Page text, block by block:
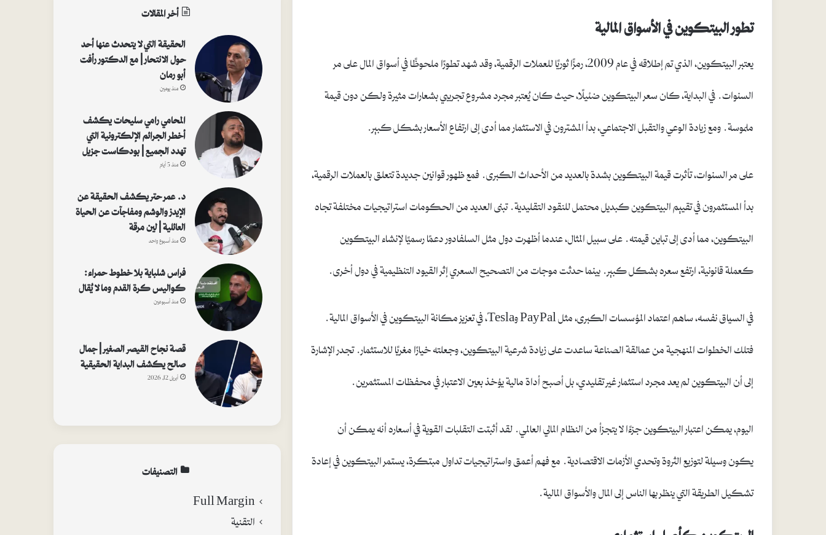
تطور البيتكوين في الأسواق المالية
يعتبر البيتكوين، الذي تم إطلاقه في عام 2009، رمزًا ثوريًا للعملات الرقمية، وقد شهد تطورًا ملحوظًا في أسواق المال على مر
السنوات. في البداية، كان سعر البيتكوين ضئيلًا، حيث كان يُعتبر مجرد مشروع تجريبي بشعارات مثيرة ولكن دون قيمة
ملموسة. ومع زيادة الوعي والتقبل الاجتماعي، بدأ المشترون في الاستثمار مما أدى إلى ارتفاع الأسعار بشكل كبير.
على مر السنوات، تأثرت قيمة البيتكوين بشدة بالعديد من الأحداث الكبرى. فمع ظهور قوانين جديدة تتعلق بالعملات الرقمية،
بدأ المستثمرون في تقييم البيتكوين كبديل محتمل للنقود التقليدية. تبنى العديد من الحكومات استراتيجيات مختلفة تجاه
البيتكوين، مما أدى إلى تباين قيمته. على سبيل المثال، عندما أظهرت دول مثل السلفادور دعمًا رسميًا لإنشاء البيتكوين
كعملة قانونية، ارتفع سعره بشكل كبير. بينما حدثت موجات من التصحيح السعري إثر القيود التنظيمية في دول أخرى.
في السياق نفسه، ساهم اعتماد المؤسسات الكبرى، مثل PayPal وTesla، في تعزيز مكانة البيتكوين في الأسواق المالية.
فتلك الخطوات المنهجية من عمالقة الصناعة ساعدت على زيادة شرعية البيتكوين، وجعلته خيارًا مغريًا للاستثمار. تجدر الإشارة
إلى أن البيتكوين لم يعد مجرد استثمار غير تقليدي، بل أصبح أداة مالية يؤخذ بعين الاعتبار في محفظات المستثمرين.
اليوم، يمكن اعتبار البيتكوين جزءًا لا يتجزأ من النظام المالي العالمي. لقد أثبتت التقلبات القوية في أسعاره أنه يمكن أن
يكون وسيلة لتوزيع الثروة وتحدي الأزمات الاقتصادية. مع فهم أعمق واستراتيجيات تداول مبتكرة، يستمر البيتكوين في إعادة
تشكيل الطريقة التي ينظر بها الناس إلى المال والأسواق المالية.
أخر المقالات
الحقيقة التي لا يتحدث عنها أحد
حول الانتحار | مع الدكتور رأفت
أبو رمان
منذ يومين
المحامي رامي سليحات يكشف
أخطر الجرائم الإلكترونية التي
تهدد الجميع | بودكاست جزيل
منذ 5 أيام
د. عمر حتر يكشف الحقيقة عن
الإيدز والوشم ومفاجآت عن الحياة
العائلية | لين مرقة
منذ أسبوع واحد
فراس شلباية بلا خطوط حمراء:
كواليس كرة القدم وما لا يُقال
منذ أسبوعين
قصة نجاح القيصر الصغير | جمال
صالح يكشف البداية الحقيقية
أبريل 12, 2026
التصنيفات
Full Margin
التقنية